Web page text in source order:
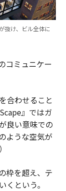
抜け、ビル全体に
コミュニケー
合わせること
』ではガ
良い意味での
ような空気が
枠を超え、テ
という。